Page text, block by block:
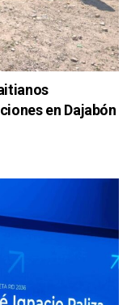
en Dajabón